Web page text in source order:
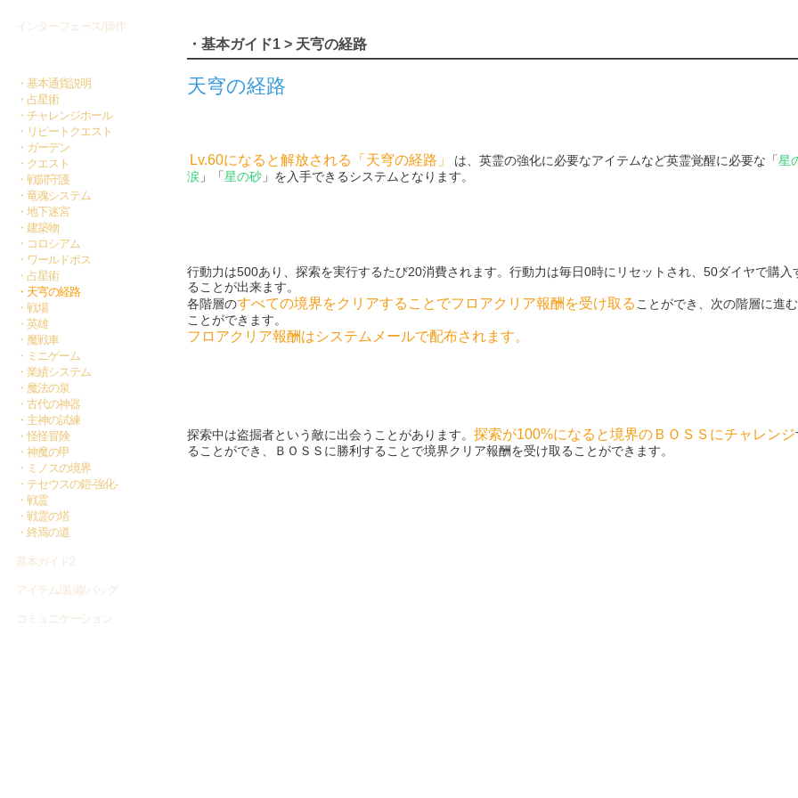
インターフェース/操作
・基本通貨説明
・占星術
・チャレンジホール
・リピートクエスト
・ガーデン
・クエスト
・戦闘守護
・竜魂システム
・地下迷宮
・建築物
・コロシアム
・ワールドボス
・占星術
・天宆の経路
・戦場
・英雄
・魔戦車
・ミニゲーム
・業績システム
・魔法の泉
・古代の神器
・主神の試練
・怪怪冒険
・神魔の甲
・ミノスの境界
・テセウスの鎧-強化-
・戦霊
・戦霊の塔
・終焉の道
基本ガイド2
アイテム/装備/バッグ
コミュニケーション
・基本ガイド1 > 天宆の経路
天穹の経路
Lv.60になると解放される「天穹の経路」 は、英霊の強化に必要なアイテムなど英霊覚醒に必要な「星
涙 」「星の砂 」を入手できるシステムとなります。
行動力は500あり、探索を実行するたび20消費されます。行動力は毎日0時にリセットされ、50ダイヤで購入
ることが出来ます。
各階層のすべての境界をクリアすることでフロアクリア報酬を受け取る ことができ、次の階層に進む
ことができます。
フロアクリア報酬はシステムメールで配布されます。
探索中は盗掘者という敵に出会うことがあります。 探索が100%になると境界のＢＯＳＳにチャレンジ
ることができ、ＢＯＳＳに勝利することで境界クリア報酬を受け取ることができます。